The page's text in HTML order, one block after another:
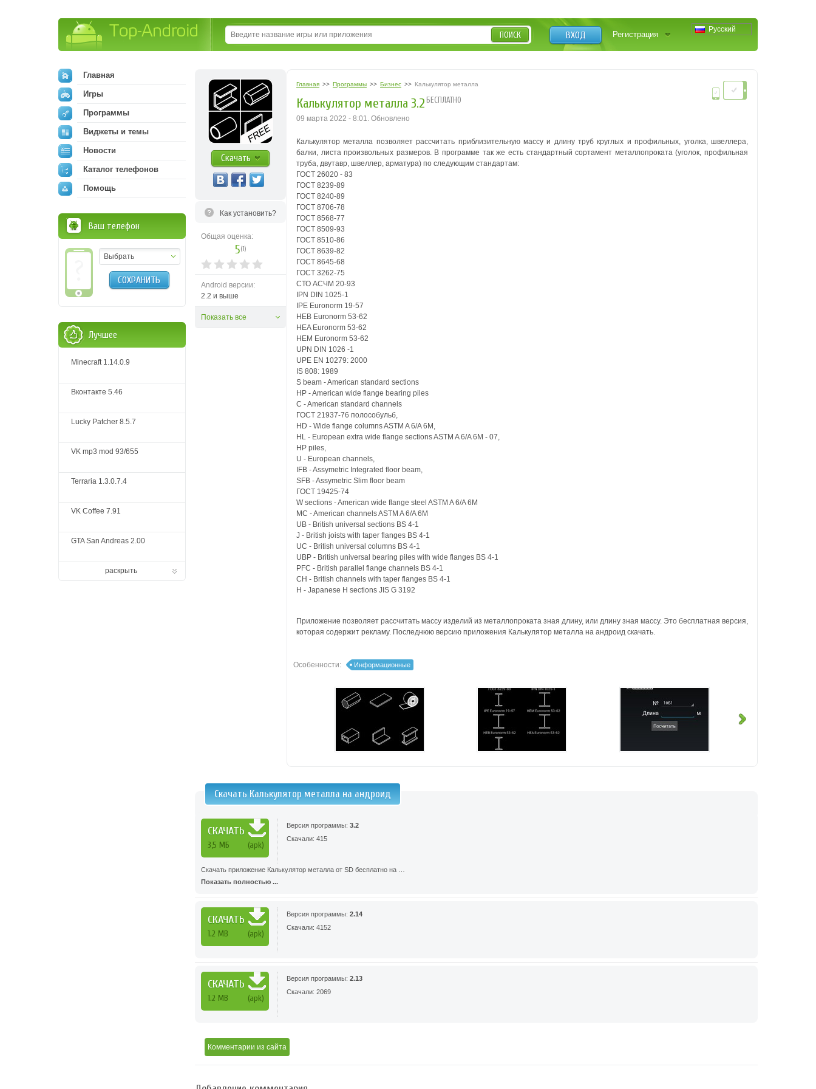
Русский
ВХОД Регистрация
ПОИСК
Скачать
Как установить?
Общая оценка:
5(1)
Android версии:
2.2 и выше
Показать все
Главная >> Программы >> Бизнес >> Калькулятор металла
Калькулятор металла 3.2 БЕСПЛАТНО
09 марта 2022 - 8:01. Обновлено
Калькулятор металла позволяет рассчитать приблизительную массу и длину труб круглых и профильных, уголка, швеллера,
балки, листа произвольных размеров. В программе так же есть стандартный сортамент металлопроката (уголок, профильная
труба, двутавр, швеллер, арматура) по следующим стандартам:
ГОСТ 26020 - 83
ГОСТ 8239-89
ГОСТ 8240-89
ГОСТ 8706-78
ГОСТ 8568-77
ГОСТ 8509-93
ГОСТ 8510-86
ГОСТ 8639-82
ГОСТ 8645-68
ГОСТ 3262-75
СТО АСЧМ 20-93
IPN DIN 1025-1
IPE Euronorm 19-57
HEB Euronorm 53-62
HEA Euronorm 53-62
HEM Euronorm 53-62
UPN DIN 1026 -1
UPE EN 10279: 2000
IS 808: 1989
S beam - American standard sections
HP - American wide flange bearing piles
C - American standard channels
ГОСТ 21937-76 полособульб,
HD - Wide flange columns ASTM A 6/A 6M,
HL - European extra wide flange sections ASTM A 6/A 6M - 07,
HP piles,
U - European channels,
IFB - Assymetric Integrated floor beam,
SFB - Assymetric Slim floor beam
ГОСТ 19425-74
W sections - American wide flange steel ASTM A 6/A 6M
MC - American channels ASTM A 6/A 6M
UB - British universal sections BS 4-1
J - British joists with taper flanges BS 4-1
UC - British universal columns BS 4-1
UBP - British universal bearing piles with wide flanges BS 4-1
PFC - British parallel flange channels BS 4-1
CH - British channels with taper flanges BS 4-1
H - Japanese H sections JIS G 3192
Приложение позволяет рассчитать массу изделий из металлопроката зная длину, или длину зная массу. Это бесплатная версия,
которая содержит рекламу. Последнюю версию приложения Калькулятор металла на андроид скачать.
Особенности: Информационные
Скачать Калькулятор металла на андроид
СКАЧАТЬ
3,5 МБ (apk)
Версия программы: 3.2
Скачали: 415
Скачать приложение Калькулятор металла от SD бесплатно на …
Показать полностью ...
СКАЧАТЬ
1.2 MB (apk)
Версия программы: 2.14
Скачали: 4152
СКАЧАТЬ
1.2 MB (apk)
Версия программы: 2.13
Скачали: 2069
Комментарии из сайта
Главная
Игры
Программы
Виджеты и темы
Новости
Каталог телефонов
Помощь
Ваш телефон
Выбрать
СОХРАНИТЬ
Лучшее
Minecraft 1.14.0.9
Вконтакте 5.46
Lucky Patcher 8.5.7
VK mp3 mod 93/655
Terraria 1.3.0.7.4
VK Coffee 7.91
GTA San Andreas 2.00
раскрыть